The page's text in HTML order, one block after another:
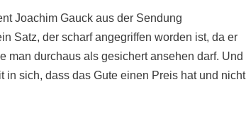
Joachim Gauck aus der Sendung
Satz, der scharf angegriffen worden ist, da er
man durchaus als gesichert ansehen darf. Und
in sich, dass das Gute einen Preis hat und nicht